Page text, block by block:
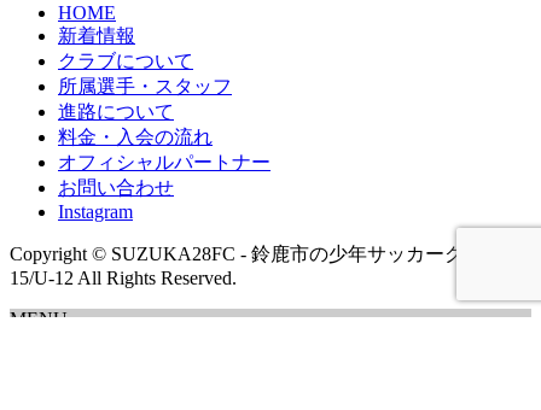
HOME
新着情報
クラブについて
所属選手・スタッフ
進路について
料金・入会の流れ
オフィシャルパートナー
お問い合わせ
Instagram
Copyright © SUZUKA28FC - 鈴鹿市の少年サッカークラブ U-
15/U-12 All Rights Reserved.
MENU